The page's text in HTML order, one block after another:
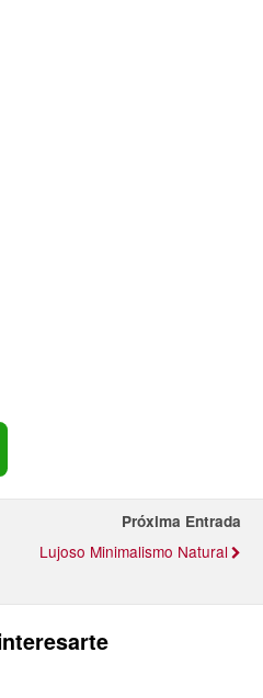
Próxima Entrada
Lujoso Minimalismo Natural